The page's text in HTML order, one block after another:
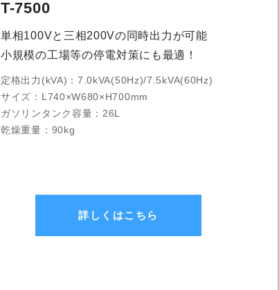
T-7500
単相100Vと三相200Vの同時出力が可能
小規模の工場等の停電対策にも最適！
定格出力(kVA)：7.0kVA(50Hz)/7.5kVA(60Hz)
サイズ：L740×W680×H700mm
ガソリンタンク容量：26L
乾燥重量：90kg
詳しくはこちら